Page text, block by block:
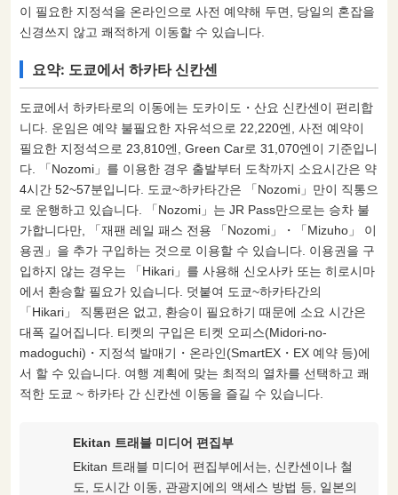
이 필요한 지정석을 온라인으로 사전 예약해 두면, 당일의 혼잡을
신경쓰지 않고 쾌적하게 이동할 수 있습니다.
요약: 도쿄에서 하카타 신칸센
도쿄에서 하카타로의 이동에는 도카이도・산요 신칸센이 편리합
니다. 운임은 예약 불필요한 자유석으로 22,220엔, 사전 예약이
필요한 지정석으로 23,810엔, Green Car로 31,070엔이 기준입니
다. 「Nozomi」를 이용한 경우 출발부터 도착까지 소요시간은 약
4시간 52~57분입니다. 도쿄~하카타간은 「Nozomi」만이 직통으
로 운행하고 있습니다. 「Nozomi」는 JR Pass만으로는 승차 불
가합니다만, 「재팬 레일 패스 전용 「Nozomi」・「Mizuho」 이
용권」을 추가 구입하는 것으로 이용할 수 있습니다. 이용권을 구
입하지 않는 경우는 「Hikari」를 사용해 신오사카 또는 히로시마
에서 환승할 필요가 있습니다. 덧붙여 도쿄~하카타간의
「Hikari」 직통편은 없고, 환승이 필요하기 때문에 소요 시간은
대폭 길어집니다. 티켓의 구입은 티켓 오피스(Midori-no-
madoguchi)・지정석 발매기・온라인(SmartEX・EX 예약 등)에
서 할 수 있습니다. 여행 계획에 맞는 최적의 열차를 선택하고 쾌
적한 도쿄 ~ 하카타 간 신칸센 이동을 즐길 수 있습니다.
Ekitan 트래블 미디어 편집부
Ekitan 트래블 미디어 편집부에서는, 신칸센이나 철
도, 도시간 이동, 관광지에의 액세스 방법 등, 일본의